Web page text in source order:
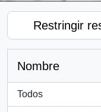
Restringir
Nombre
Todos